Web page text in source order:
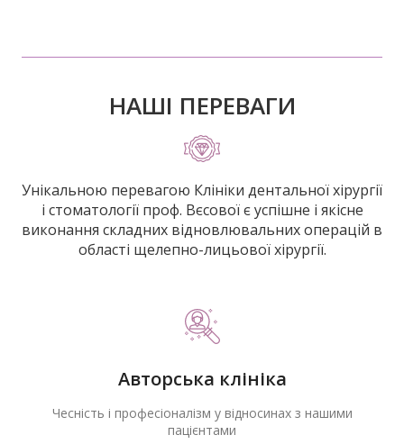
НАШІ ПЕРЕВАГИ
Унікальною перевагою Клініки дентальної хірургії
і стоматології проф. Вєсової є успішне і якісне
виконання складних відновлювальних операцій в
області щелепно-лицьової хірургії.
Авторська клініка
Чесність і професіоналізм у відносинах з нашими
пацієнтами